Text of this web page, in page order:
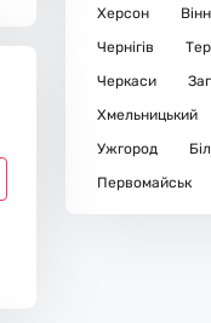
Херсон
Чернігів
Черкаси
Хмельницький
Ужгород
Первомайськ